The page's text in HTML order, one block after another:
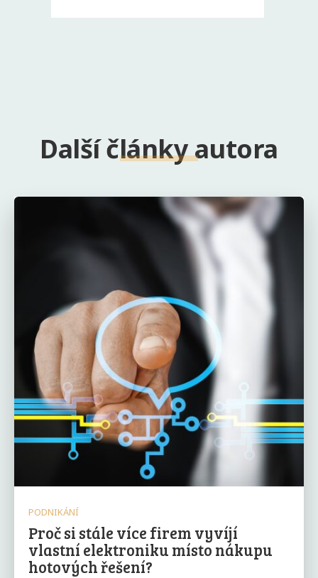
Další články autora
PODNIKÁNÍ
Proč si stále více firem vyvíjí
vlastní elektroniku místo nákupu
hotových řešení?